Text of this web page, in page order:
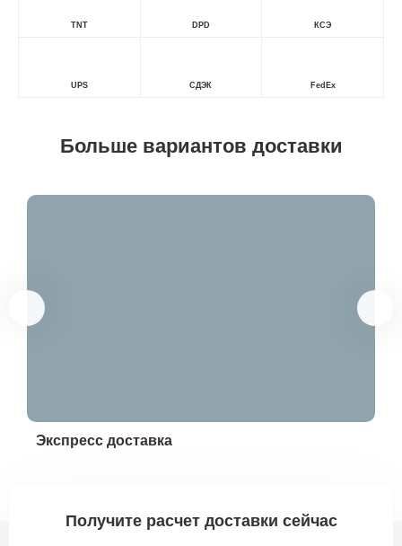
TNT DPD КСЭ
UPS СДЭК FedEx
Больше вариантов доставки
Экспресс доставка
Получите расчет доставки сейчас